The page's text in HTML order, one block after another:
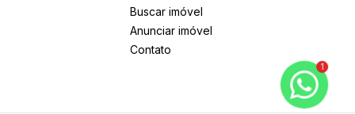
Buscar imóvel
Anunciar imóvel
Contato
1